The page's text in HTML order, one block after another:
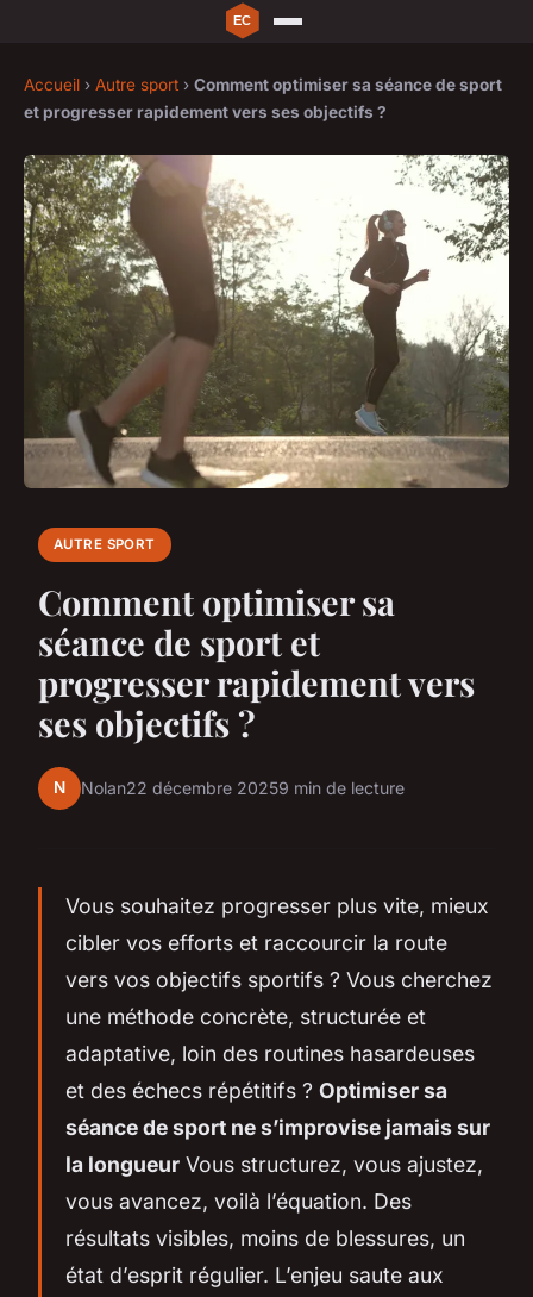
Accueil › Autre sport › Comment optimiser sa séance de sport
et progresser rapidement vers ses objectifs ?
AUTRE SPORT
Comment optimiser sa
séance de sport et
progresser rapidement vers
ses objectifs ?
N Nolan22 décembre 20259 min de lecture
Vous souhaitez progresser plus vite, mieux
cibler vos efforts et raccourcir la route
vers vos objectifs sportifs ? Vous cherchez
une méthode concrète, structurée et
adaptative, loin des routines hasardeuses
et des échecs répétitifs ? Optimiser sa
séance de sport ne s’improvise jamais sur
la longueur Vous structurez, vous ajustez,
vous avancez, voilà l’équation. Des
résultats visibles, moins de blessures, un
état d’esprit régulier. L’enjeu saute aux